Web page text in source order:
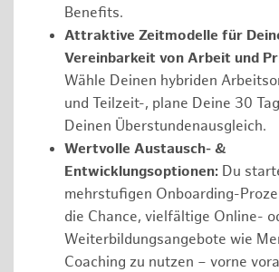
Benefits.
Attraktive Zeitmodelle für
Vereinbarkeit von Arbeit und
Wähle Deinen hybriden
und Teilzeit-, plane Deine 30
Deinen Überstundenausgleich.
Wertvolle Austausch- &
Entwicklungsoptionen: Du
mehrstufigen Onboarding-
die Chance, vielfältige Online-
Weiterbildungsangebote wie
Coaching zu nutzen – vorne